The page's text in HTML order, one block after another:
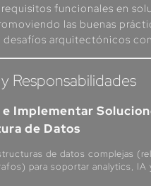
funcionales en
las buenas
desafíos arquitectónicos
Responsabilidades
e Implementar
de Datos
de datos complejas
para soportar analytics, IA